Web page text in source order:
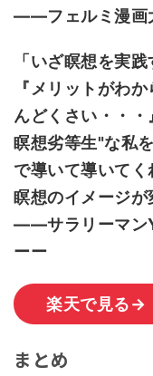
――フェルミ漫画
「いざ瞑想を実践
『メリットがわ
んどくさい・・
瞑想劣等生"な私
で導いて導いてく
瞑想のイメージ
――サラリーマン
ーー
楽天で見る→
まとめ